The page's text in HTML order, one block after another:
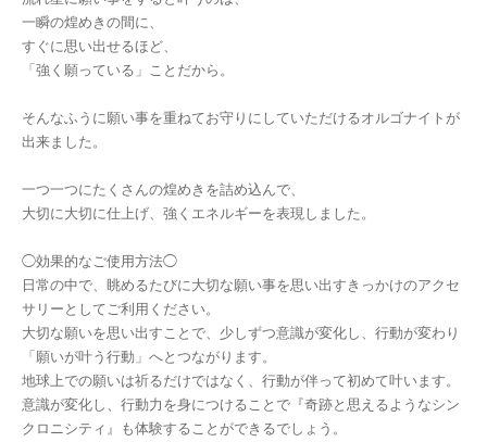
一瞬の煌めきの間に、
すぐに思い出せるほど、
「強く願っている」ことだから。
そんなふうに願い事を重ねてお守りにしていただけるオルゴナイトが
出来ました。
一つ一つにたくさんの煌めきを詰め込んで、
大切に大切に仕上げ、強くエネルギーを表現しました。
◯効果的なご使用方法◯
日常の中で、眺めるたびに大切な願い事を思い出すきっかけのアクセ
サリーとしてご利用ください。
大切な願いを思い出すことで、少しずつ意識が変化し、行動が変わり
「願いが叶う行動」へとつながります。
地球上での願いは祈るだけではなく、行動が伴って初めて叶います。
意識が変化し、行動力を身につけることで『奇跡と思えるようなシン
クロニシティ』も体験することができるでしょう。